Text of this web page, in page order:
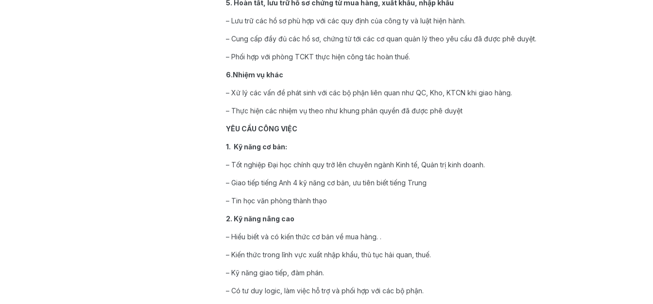
5. Hoàn tất, lưu trữ hồ sơ chứng từ mua hàng, xuất khẩu, nhập khẩu
– Lưu trữ các hồ sơ phù hợp với các quy định của công ty và luật hiện hành.
– Cung cấp đầy đủ các hồ sơ, chứng từ tới các cơ quan quản lý theo yêu cầu đã được phê duyệt.
– Phối hợp với phòng TCKT thực hiện công tác hoàn thuế.
6.Nhiệm vụ khác
– Xử lý các vấn đề phát sinh với các bộ phận liên quan như QC, Kho, KTCN khi giao hàng.
– Thực hiện các nhiệm vụ theo như khung phân quyền đã được phê duyệt
YÊU CẦU CÔNG VIỆC
1. Kỹ năng cơ bản:
– Tốt nghiệp Đại học chính quy trở lên chuyên ngành Kinh tế, Quản trị kinh doanh.
– Giao tiếp tiếng Anh 4 kỹ năng cơ bản, ưu tiên biết tiếng Trung
– Tin học văn phòng thành thạo
2. Kỹ năng nâng cao
– Hiểu biết và có kiến thức cơ bản về mua hàng. .
– Kiến thức trong lĩnh vực xuất nhập khẩu, thủ tục hải quan, thuế.
– Kỹ năng giao tiếp, đàm phán.
– Có tư duy logic, làm việc hỗ trợ và phối hợp với các bộ phận.